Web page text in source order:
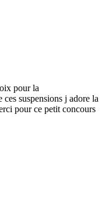
pour la
suspensions j adore la
pour ce petit concours